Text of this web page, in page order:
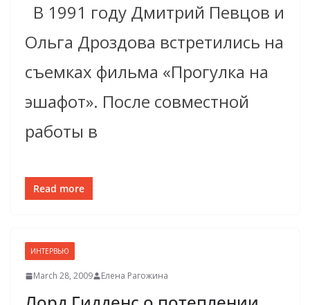
В 1991 году Дмитрий Певцов и
Ольга Дроздова встретились на
съемках фильма «Прогулка на
эшафот». После совместной
работы в
Read more
ИНТЕРВЬЮ
March 28, 2009 Елена Рагожина